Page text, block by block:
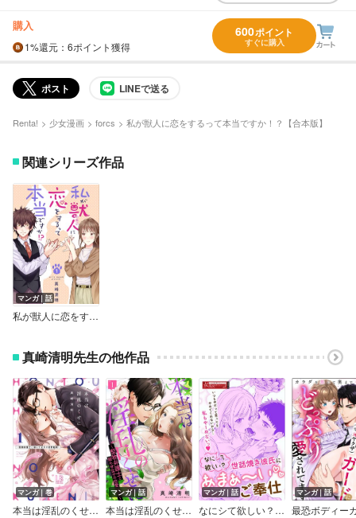
購入
1%還元 ：6ポイント獲得
600ポイント
すぐに購入
ポスト LINEで送る
Renta! 少女漫画 forcs 私が獣人に恋をするって本当ですか！？【合本版】
関連シリーズ作品
マンガ｜話
私が獣人に恋をするって本当ですか！？
真崎清明先生の他作品
マンガ｜巻
本当は淫乱のくせに～堅物弁護士と拗らせ女子の恋愛裁判～【コミックス版】
マンガ｜話
本当は淫乱のくせに～堅物弁護士と拗らせ女子の恋愛裁判～
マンガ｜話
なにシて欲しい？ 世話焼き彼氏にあまぁ～いご奉仕
マンガ｜話